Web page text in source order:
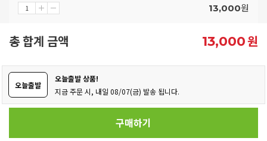
13,000원
총 합계 금액 13,000원
오늘출발
오늘출발 상품!
지금 주문 시, 내일 08/07(금) 발송 됩니다.
구매하기